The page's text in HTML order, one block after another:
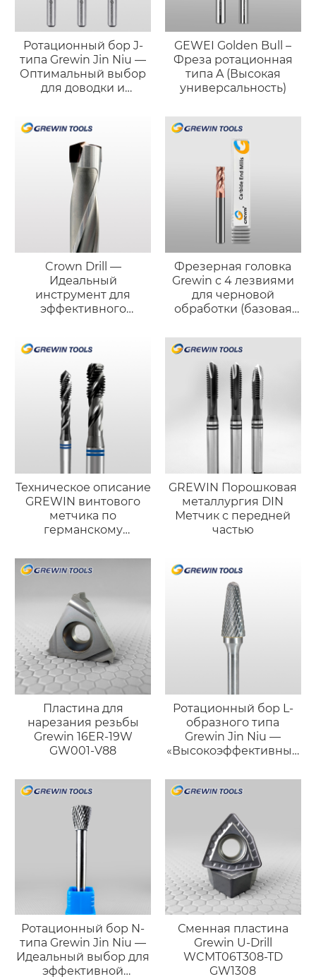
Ротационный бор J-
типа Grewin Jin Niu —
Оптимальный выбор
для доводки и
GEWEI Golden Bull –
Фреза ротационная
типа A (Высокая
универсальность)
Crown Drill —
Идеальный
инструмент для
эффективного
Фрезерная головка
Grewin с 4 лезвиями
для черновой
обработки (базовая
Техническое описание
GREWIN винтового
метчика по
германскому
(порошковая
металлургия)
GREWIN Порошковая
металлургия DIN
Метчик с передней
частью
Пластина для
нарезания резьбы
Grewin 16ER-19W
GW001-V88
Ротационный бор L-
образного типа
Grewin Jin Niu —
«Высокоэффективный
Ротационный бор N-
типа Grewin Jin Niu —
Идеальный выбор для
эффективной
Сменная пластина
Grewin U-Drill
WCMT06T308-TD
GW1308